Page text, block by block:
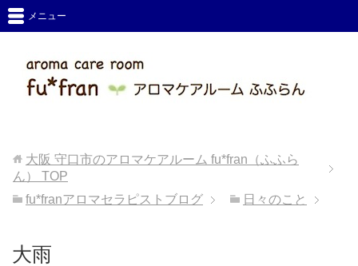
メニュー
大阪 守口市のアロマケアルーム fu*fran（ふふら
ん）
TOP
fu*franアロマセラピストブログ
日々のこと
大雨